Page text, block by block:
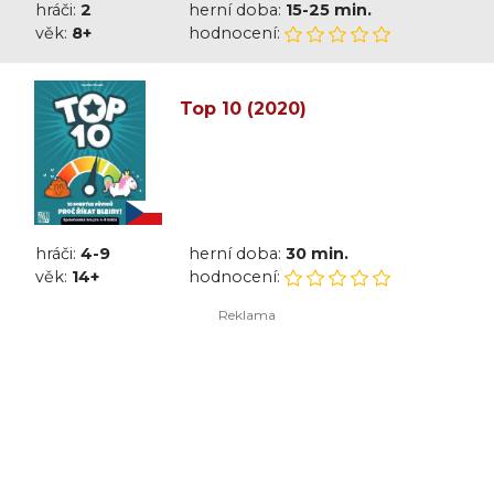
hráči: 2 herní doba: 15-25 min.
věk: 8+ hodnocení:
Top 10 (2020)
hráči: 4-9 herní doba: 30 min.
věk: 14+ hodnocení: